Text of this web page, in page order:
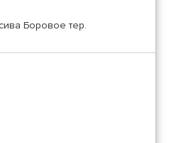
Боровое тер.